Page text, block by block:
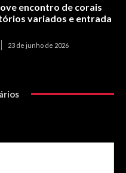
encontro de corais
variados e entrada
23 de junho de 2026